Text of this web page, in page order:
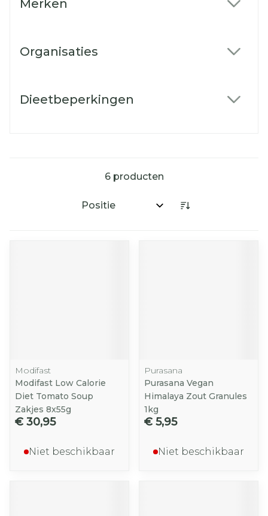
Merken
Organisaties
Dieetbeperkingen
6producten
Sorteer op:
Modifast
Modifast Low Calorie
Diet Tomato Soup
Zakjes 8x55g
€ 30,95
Niet beschikbaar
Purasana
Purasana Vegan
Himalaya Zout Granules
1kg
€ 5,95
Niet beschikbaar